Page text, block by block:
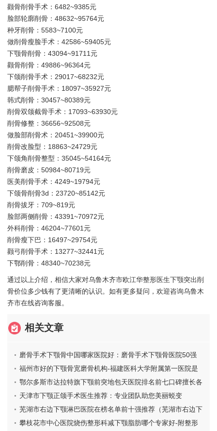
颧骨削骨手术：6482~9385元
脸部轮廓削骨：48632~95764元
种牙削骨：5583~7100元
做削骨瘦脸手术：42586~59405元
下颚骨削骨：43094~91711元
颧骨削骨：49886~96364元
下颌削骨手术：29017~68232元
腮帮子削骨手术：18097~35927元
韩式削骨：30457~80389元
削骨双颌截骨手术：17093~63930元
削骨修整：36656~92508元
做脸部削骨术：20451~39900元
削骨改脸型：18863~24729元
下颌角削骨整型：35045~54164元
削骨磨皮：50984~80719元
医美削骨手术：4249~19794元
下颌骨削骨3d：23720~85142元
削骨拔牙：709~819元
脸部两侧削骨：43391~70972元
外科削骨：46204~77601元
削骨瘦下巴：16497~29754元
颧弓削骨手术：13277~32441元
下鄂削骨：48340~70238元
通过以上介绍，相信大家对乌鲁木齐市欧江华整形医生下颚突出削
骨价位多少钱有了更清晰的认识。如有更多疑问，欢迎咨询乌鲁木
齐市在线咨询客服。
相关文章
磨骨手术下颚骨中国哪家医院好：磨骨手术下颚骨医院50强
供参考
福州市好的下颚骨宽磨骨机构-福建医科大学附属第一医院是
技术实力派
鄂尔多斯市达拉特旗下颚前突地包天医院排名前七口碑擅长各
不同
天津市下颚正颌手术医生推荐：专业团队助您美丽蜕变
芜湖市右边下颚淋巴医院在榜名单前十强推荐（芜湖市右边下
颚淋巴整形医院）
​攀枝花市中心医院烧伤整形科减下颚脂肪哪个专家好-附整形